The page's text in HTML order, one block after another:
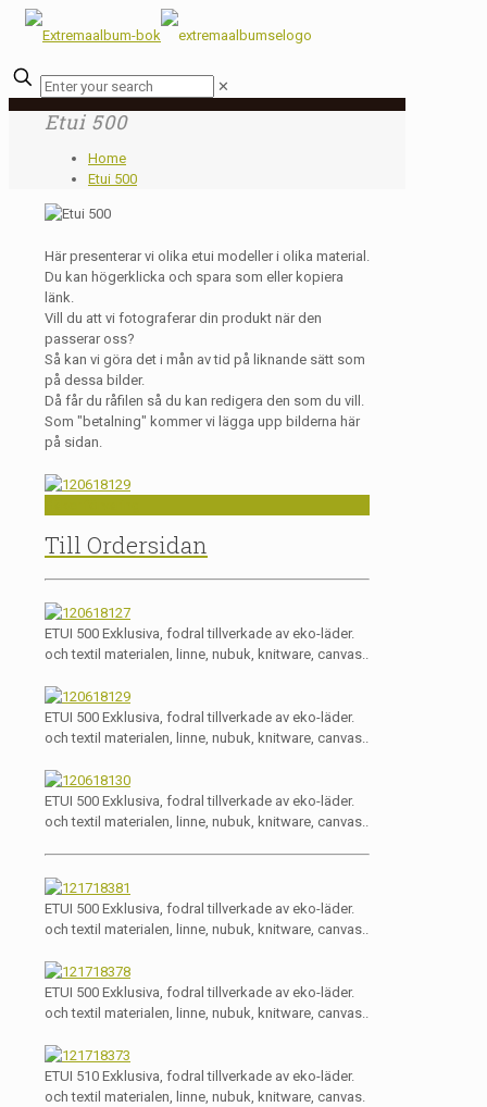
✕
Etui 500
Home
Etui 500
Här presenterar vi olika etui modeller i olika material.
Du kan högerklicka och spara som eller kopiera
länk.
Vill du att vi fotograferar din produkt när den
passerar oss?
Så kan vi göra det i mån av tid på liknande sätt som
på dessa bilder.
Då får du råfilen så du kan redigera den som du vill.
Som "betalning" kommer vi lägga upp bilderna här
på sidan.
Till Ordersidan
ETUI 500 Exklusiva, fodral tillverkade av eko-läder.
och textil materialen, linne, nubuk, knitware, canvas..
ETUI 500 Exklusiva, fodral tillverkade av eko-läder.
och textil materialen, linne, nubuk, knitware, canvas..
ETUI 500 Exklusiva, fodral tillverkade av eko-läder.
och textil materialen, linne, nubuk, knitware, canvas..
ETUI 500 Exklusiva, fodral tillverkade av eko-läder.
och textil materialen, linne, nubuk, knitware, canvas..
ETUI 500 Exklusiva, fodral tillverkade av eko-läder.
och textil materialen, linne, nubuk, knitware, canvas..
ETUI 510 Exklusiva, fodral tillverkade av eko-läder.
och textil materialen, linne, nubuk, knitware, canvas.